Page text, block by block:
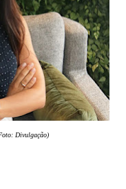
Divulgação)